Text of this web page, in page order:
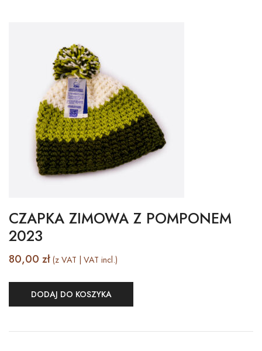
CZAPKA ZIMOWA Z POMPONEM
2023
80,00 zł (z VAT | VAT incl.)
DODAJ DO KOSZYKA